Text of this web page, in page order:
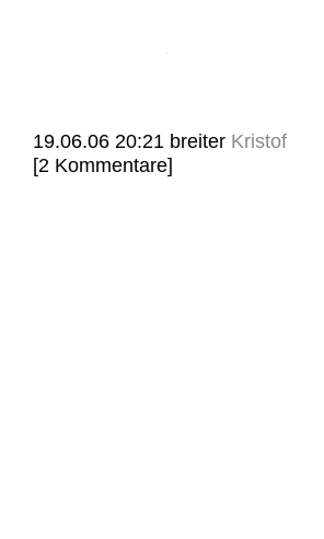
19.06.06 20:21 breiter Kristof
[2 Kommentare]